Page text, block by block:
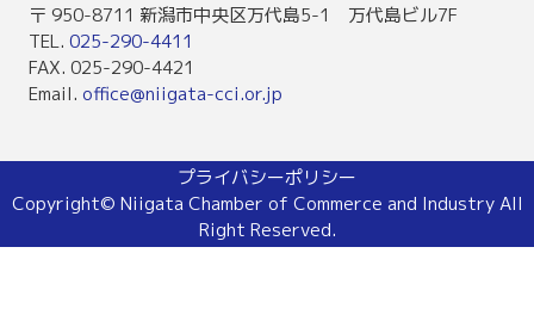
〒 950-8711 新潟市中央区万代島5-1 万代島ビル7F
TEL. 025-290-4411
FAX. 025-290-4421
Email. office@niigata-cci.or.jp
プライバシーポリシー
Copyright© Niigata Chamber of Commerce and Industry All
Right Reserved.